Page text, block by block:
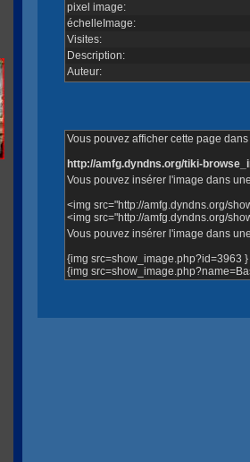
pixel image:
échelleImage:
Visites:
Description:
Auteur:
Vous pouvez afficher cette page
http://amfg.dyndns.org/tiki-
Vous pouvez insérer l'image dans
<img src="http://amfg.dyndns.org/
<img src="http://amfg.dyndns.org/
Vous pouvez insérer l'image dans
{img src=show_image.php?id=3963 }
{img